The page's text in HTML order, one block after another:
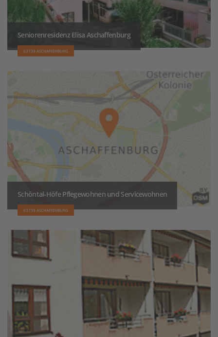
Seniorenresidenz Elisa Aschaffenburg
63739 ASCHAFFENBURG
Schöntal-Höfe Pflegewohnen und Servicewohnen
63739 ASCHAFFENBURG